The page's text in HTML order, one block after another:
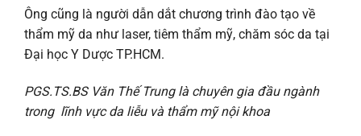
Ông cũng là người dẫn dắt chương trình đào tạo về
thẩm mỹ da như laser, tiêm thẩm mỹ, chăm sóc da tại
Đại học Y Dược TP.HCM.
PGS.TS.BS Văn Thế Trung là chuyên gia đầu ngành
trong lĩnh vực da liễu và thẩm mỹ nội khoa